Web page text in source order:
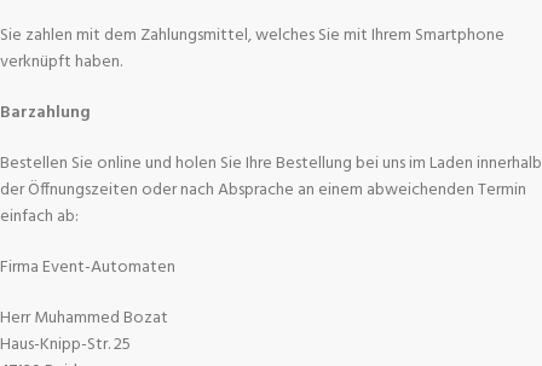
Sie zahlen mit dem Zahlungsmittel, welches Sie mit Ihrem Smartphone
verknüpft haben.
Barzahlung
Bestellen Sie online und holen Sie Ihre Bestellung bei uns im Laden innerhalb
der Öffnungszeiten oder nach Absprache an einem abweichenden Termin
einfach ab:
Firma Event-Automaten
Herr Muhammed Bozat
Haus-Knipp-Str. 25